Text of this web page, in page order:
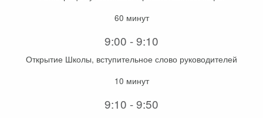
60 минут
9:00 - 9:10
Открытие Школы, вступительное слово руководителей
10 минут
9:10 - 9:50